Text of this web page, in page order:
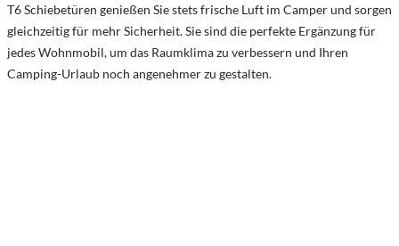
T6 Schiebetüren genießen Sie stets frische Luft im Camper und sorgen
gleichzeitig für mehr Sicherheit. Sie sind die perfekte Ergänzung für
jedes Wohnmobil, um das Raumklima zu verbessern und Ihren
Camping-Urlaub noch angenehmer zu gestalten.